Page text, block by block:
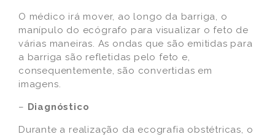
O médico irá mover, ao longo da barriga, o
manípulo do ecógrafo para visualizar o feto de
várias maneiras. As ondas que são emitidas para
a barriga são refletidas pelo feto e,
consequentemente, são convertidas em
imagens.
– Diagnóstico
Durante a realização da ecografia obstétricas, o